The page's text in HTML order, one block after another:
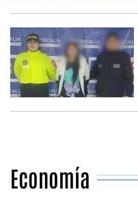
Economía